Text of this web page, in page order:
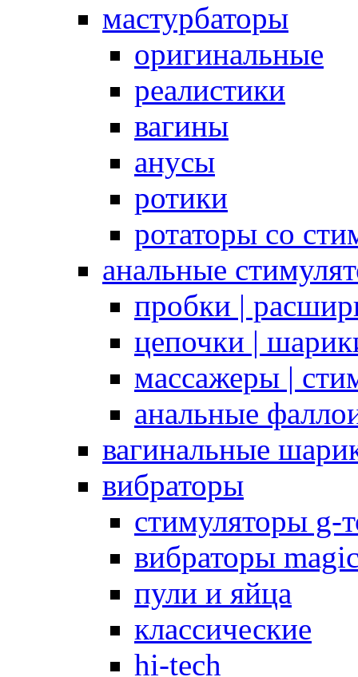
мастурбаторы
оригинальные
реалистики
вагины
анусы
ротики
ротаторы со
анальные
пробки |
цепочки |
массажеры |
анальные
вагинальные
вибраторы
стимуляторы g-
вибраторы
пули и яйца
классические
hi-tech